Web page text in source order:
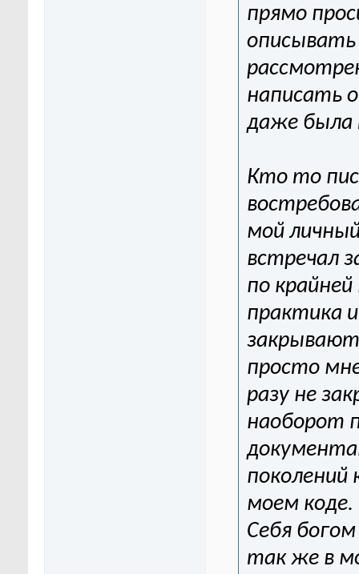
прямо
написать
даже была
Кто то
мой
встречал
по
практика
просто
разу не
наоборот
поколений
моем коде.
Себя
так же в